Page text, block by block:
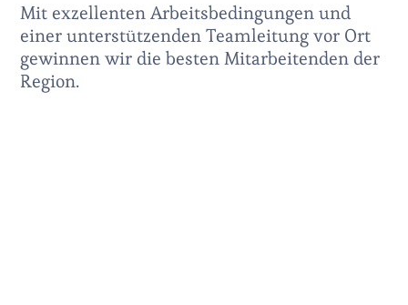
Mit exzellenten Arbeitsbedingungen und
einerunterstützenden Teamleitung vor Ort
gewinnen wir die besten Mitarbeitenden der
Region.